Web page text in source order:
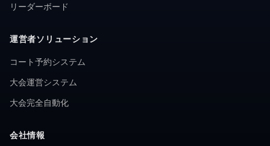
リーダーボード
運営者ソリューション
コート予約システム
大会運営システム
大会完全自動化
会社情報